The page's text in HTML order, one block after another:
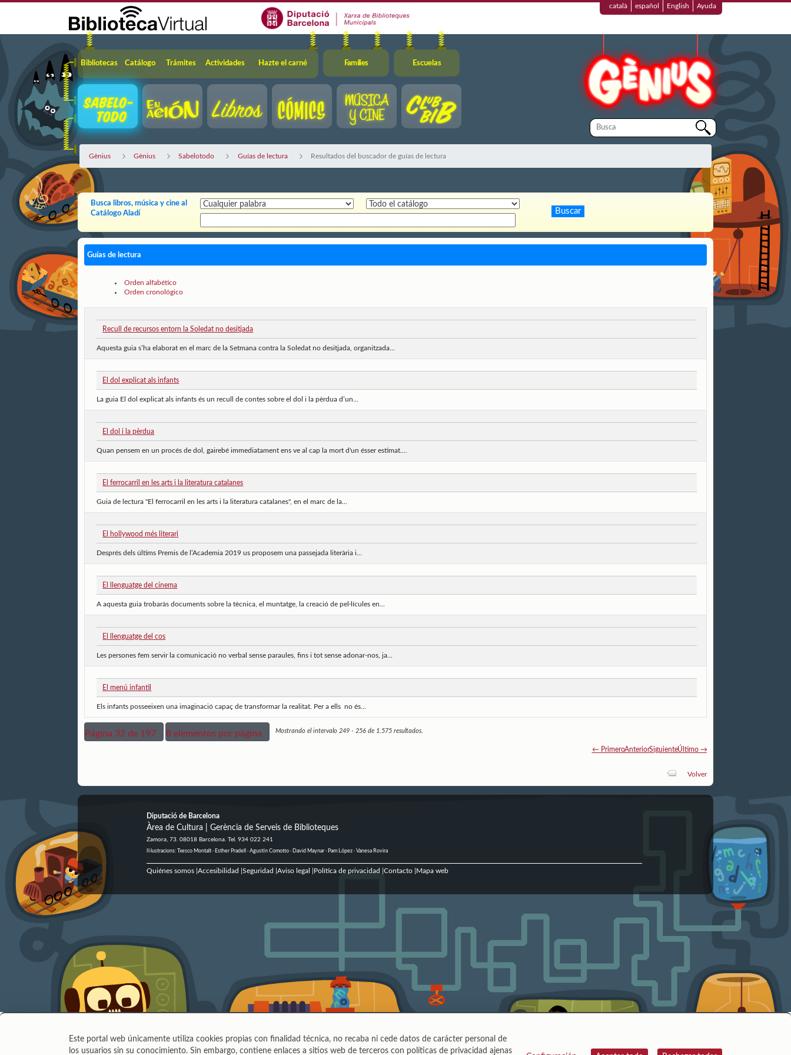
català español English Ayuda
Navegación
Bibliotecas Catálogo Trámites Actividades Hazte el carné Famílies Escuelas
Gènius Gènius Sabelotodo Guías de lectura Resultados del buscador de guías de lectura
Busca libros, música y cine al
Catálogo Aladí
Guías de lectura
Orden alfabético
Orden cronológico
Recull de recursos entorn la Soledat no desitjada
Aquesta guia s’ha elaborat en el marc de la Setmana contra la Soledat no desitjada, organitzada...
El dol explicat als infants
La guia El dol explicat als infants és un recull de contes sobre el dol i la pèrdua d’un...
El dol i la pèrdua
Quan pensem en un procés de dol, gairebé immediatament ens ve al cap la mort d'un ésser estimat....
El ferrocarril en les arts i la literatura catalanes
Guia de lectura "El ferrocarril en les arts i la literatura catalanes", en el marc de la...
El hollywood més literari
Després dels últims Premis de l’Academia 2019 us proposem una passejada literària i...
El llenguatge del cinema
A aquesta guia trobaràs documents sobre la tècnica, el muntatge, la creació de pel·lícules en...
El llenguatge del cos
Les persones fem servir la comunicació no verbal sense paraules, fins i tot sense adonar-nos, ja...
El menú infantil
Els infants posseeixen una imaginació capaç de transformar la realitat. Per a ells no és...
Página 32 de 197 8 elementos por página Mostrando el intervalo 249 - 256 de 1.575 resultados.
← PrimeroAnteriorSiguienteÚltimo →
Volver
Diputació de Barcelona
Àrea de Cultura | Gerència de Serveis de Biblioteques
Zamora, 73. 08018 Barcelona. Tel. 934 022 241
Il·lustracions: Txesco Montalt · Esther Pradell · Agustín Comotto · David Maynar · Pam López · Vanesa Rovira
Quiénes somos| Accesibilidad Seguridad Aviso legal Política de privacidad Contacto| Mapa web
Este portal web únicamente utiliza cookies propias con finalidad técnica, no recaba ni cede datos de carácter personal de
los usuarios sin su conocimiento. Sin embargo, contiene enlaces a sitios web de terceros con políticas de privacidad ajenas